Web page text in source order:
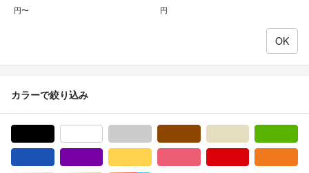
円〜 円
カラーで絞り込み